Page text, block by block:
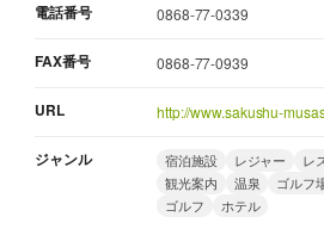
電話番号 0868-77-0339
FAX番号 0868-77-0939
URL http://www.sakushu-
ジャンル 宿泊施設 レジャー レ
観光案内
温泉 ゴルフ
ゴルフ
ホテル